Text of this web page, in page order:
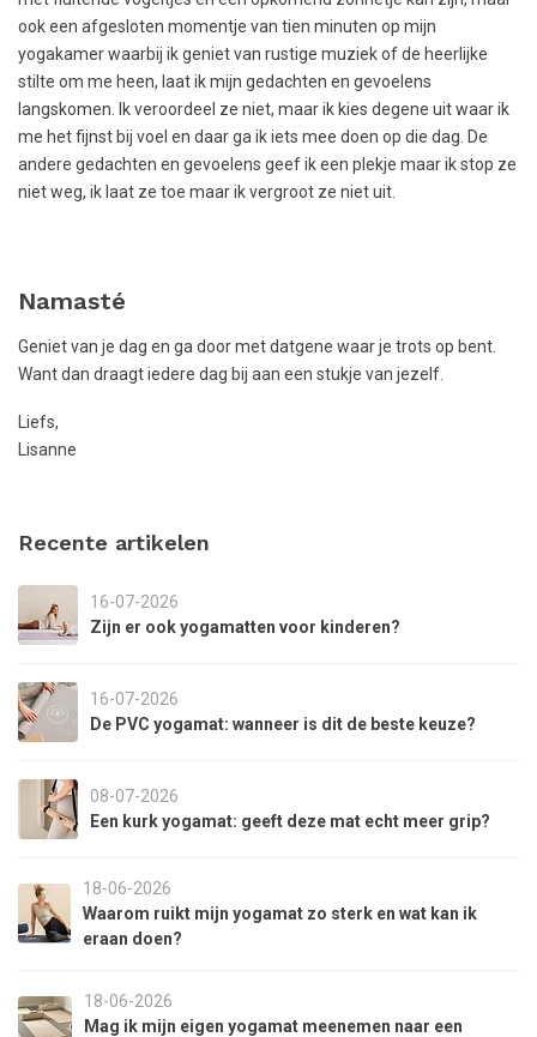
ook een afgesloten momentje van tien minuten op mijn
yogakamer waarbij ik geniet van rustige muziek of de heerlijke
stilte om me heen, laat ik mijn gedachten en gevoelens
langskomen. Ik veroordeel ze niet, maar ik kies degene uit waar ik
me het fijnst bij voel en daar ga ik iets mee doen op die dag. De
andere gedachten en gevoelens geef ik een plekje maar ik stop ze
niet weg, ik laat ze toe maar ik vergroot ze niet uit.
Namasté
Geniet van je dag en ga door met datgene waar je trots op bent.
Want dan draagt iedere dag bij aan een stukje van jezelf.
Liefs,
Lisanne
Recente artikelen
16-07-2026
Zijn er ook yogamatten voor kinderen?
16-07-2026
De PVC yogamat: wanneer is dit de beste keuze?
08-07-2026
Een kurk yogamat: geeft deze mat echt meer grip?
18-06-2026
Waarom ruikt mijn yogamat zo sterk en wat kan ik
eraan doen?
18-06-2026
Mag ik mijn eigen yogamat meenemen naar een